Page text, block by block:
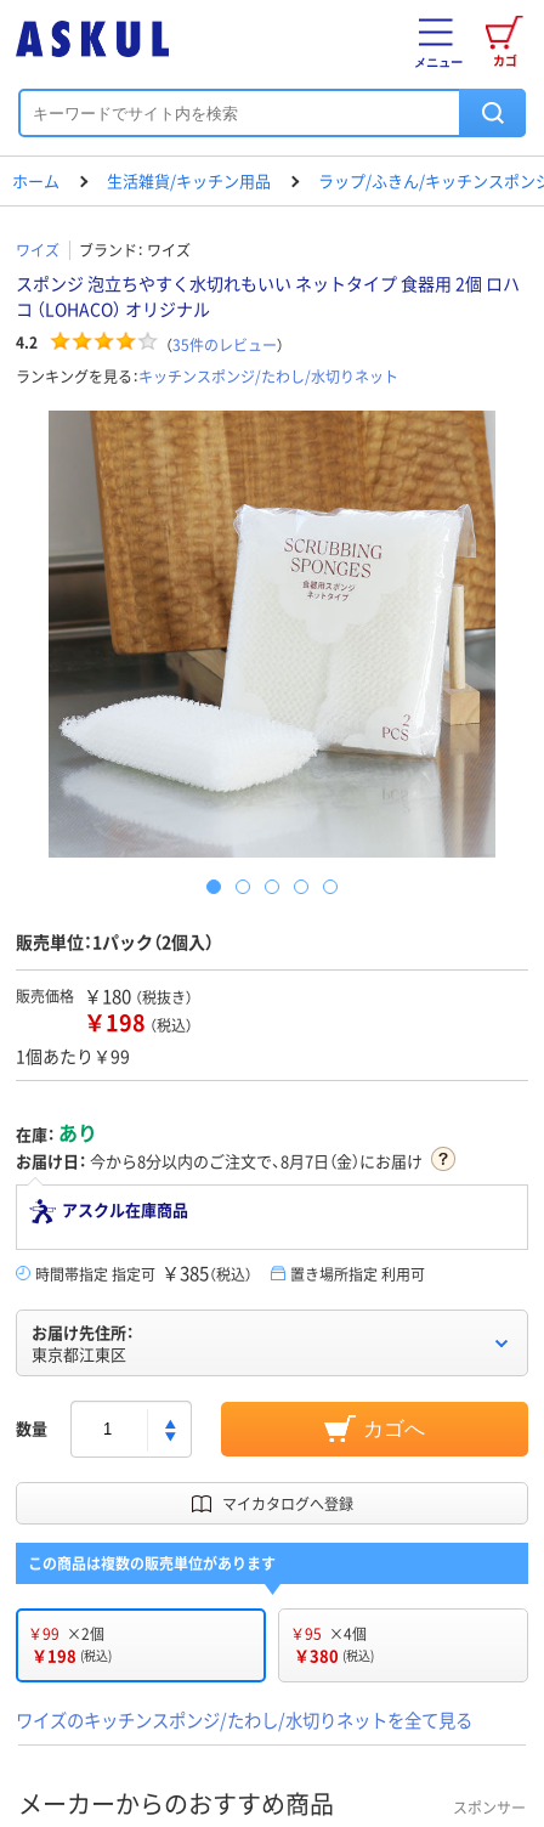
カゴ
メニュー
ホーム 生活雑貨/キッチン用品 ラップ/ふきん/キッチンスポン
ワイズ ブランド： ワイズ
スポンジ 泡立ちやすく水切れもいい ネットタイプ 食器用 2個 ロハ
コ （LOHACO） オリジナル
4.2 （35件のレビュー）
ランキングを見る：キッチンスポンジ/たわし/水切りネット
販売単位：1パック（2個入）
販売価格 ￥180 （税抜き）
￥198 （税込）
1個あたり￥99
在庫： あり
お届け日： 今から8分以内のご注文で、8月7日（金）にお届け
アスクル在庫商品
時間帯指定 指定可 ￥385（税込） 置き場所指定 利用可
お届け先住所：
東京都江東区
数量 カゴへ
マイカタログへ登録
この商品は複数の販売単位があります
￥99 ×2個
￥198 (税込)
￥95 ×4個
￥380 (税込)
ワイズのキッチンスポンジ/たわし/水切りネットを全て見る
メーカーからのおすすめ商品 スポンサー